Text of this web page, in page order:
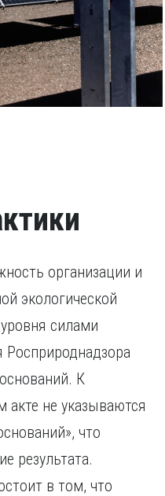
организации и
экологической
силами
Росприроднадзора
К
не указываются
что
результата.
в том, что